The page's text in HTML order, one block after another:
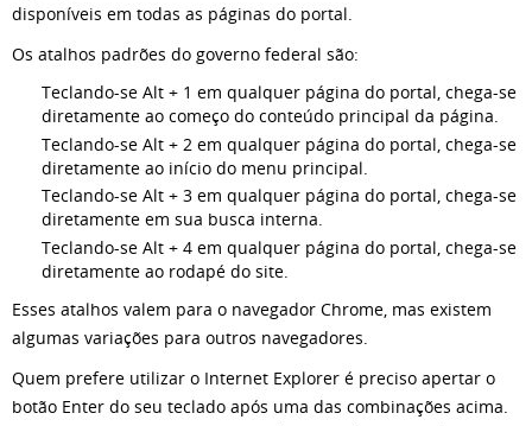
disponíveis em todas as páginas do portal.
Os atalhos padrões do governo federal são:
Teclando-se Alt + 1 em qualquer página do portal, chega-se
diretamente ao começo do conteúdo principal da página.
Teclando-se Alt + 2 em qualquer página do portal, chega-se
diretamente ao início do menu principal.
Teclando-se Alt + 3 em qualquer página do portal, chega-se
diretamente em sua busca interna.
Teclando-se Alt + 4 em qualquer página do portal, chega-se
diretamente ao rodapé do site.
Esses atalhos valem para o navegador Chrome, mas existem
algumas variações para outros navegadores.
Quem prefere utilizar o Internet Explorer é preciso apertar o
botão Enter do seu teclado após uma das combinações acima.